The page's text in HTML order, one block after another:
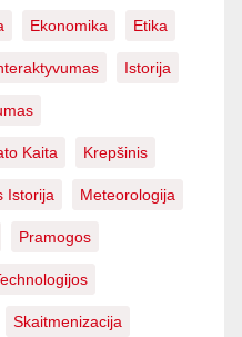
Ekonomika Etika
Istorija
Kaita Krepšinis
Istorija Meteorologija
Pramogos
Skaitmenizacija